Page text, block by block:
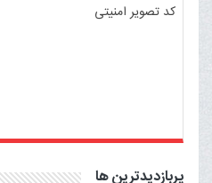
کد تصویر امنیتی
پربازدیدترین ها